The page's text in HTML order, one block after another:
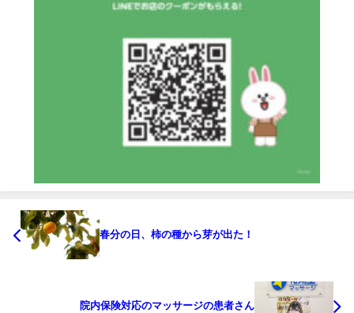
春分の日、柿の種から芽が出た！
院内保険対応のマッサージの患者さん